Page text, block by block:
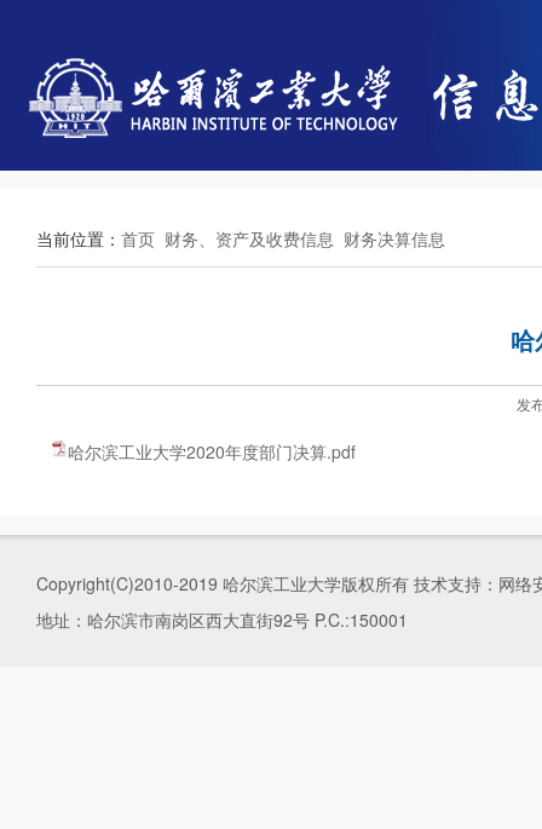
当前位置： 首页 财务、资产及收费信息 财务决算信息
哈
发
哈尔滨工业大学2020年度部门决算.pdf
Copyright(C)2010-2019 哈尔滨工业大学版权所有 技术支持：网络
地址：哈尔滨市南岗区西大直街92号 P.C.:150001